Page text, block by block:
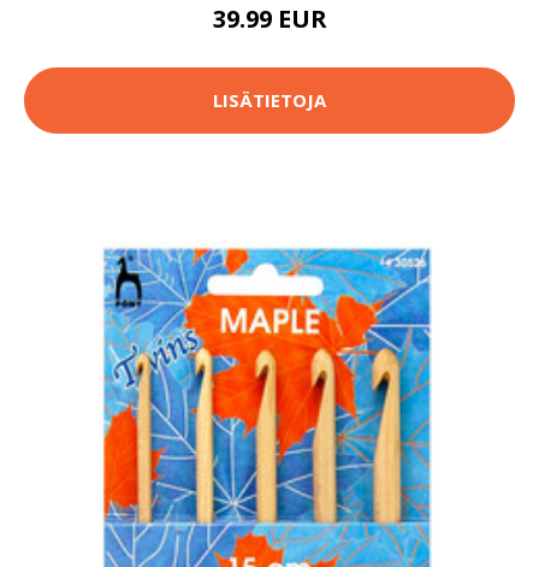
39.99 EUR
LISÄTIETOJA